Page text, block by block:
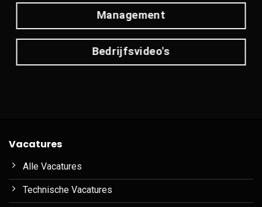
Management
Bedrijfsvideo's
Vacatures
Alle Vacatures
Technische Vacatures